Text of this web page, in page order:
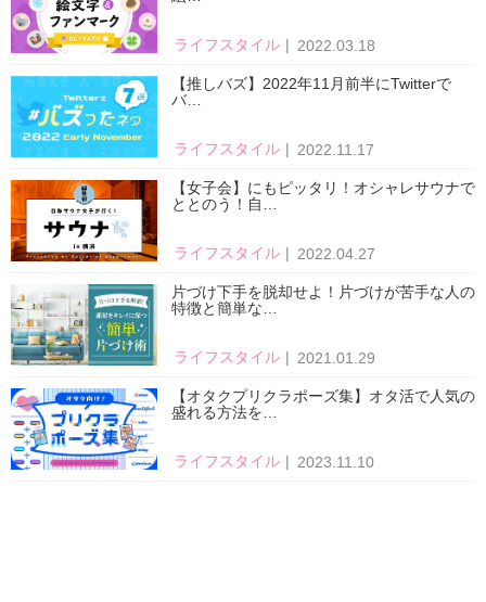
ライフスタイル 2022.03.18
【推しバズ】2022年11月前半にTwitterで
バ…
ライフスタイル 2022.11.17
【女子会】にもピッタリ！オシャレサウナで
ととのう！自…
ライフスタイル 2022.04.27
片づけ下手を脱却せよ！片づけが苦手な人の
特徴と簡単な…
ライフスタイル 2021.01.29
【オタクプリクラポーズ集】オタ活で人気の
盛れる方法を…
ライフスタイル 2023.11.10